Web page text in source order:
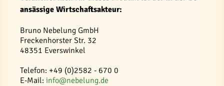
ansässige Wirtschaftsakteur:
Bruno Nebelung GmbH
Freckenhorster Str. 32
48351 Everswinkel
Telefon: +49 (0)2582 - 670 0
E-Mail: info@nebelung.de